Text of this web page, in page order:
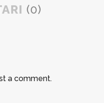
(0)
a comment.